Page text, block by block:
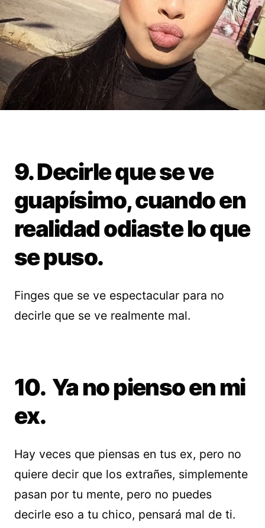
9. Decirle que se ve
guapísimo, cuando en
realidad odiaste lo que
se puso.
Finges que se ve espectacular para no
decirle que se ve realmente mal.
10. Ya no pienso en mi
ex.
Hay veces que piensas en tus ex, pero no
quiere decir que los extrañes, simplemente
pasan por tu mente, pero no puedes
decirle eso a tu chico, pensará mal de ti.